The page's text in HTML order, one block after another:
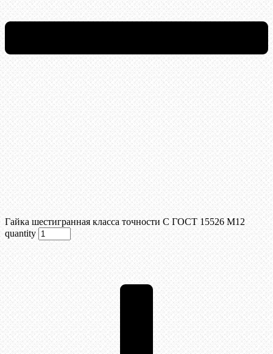
Гайка шестигранная класса точности С ГОСТ 15526 М12
quantity